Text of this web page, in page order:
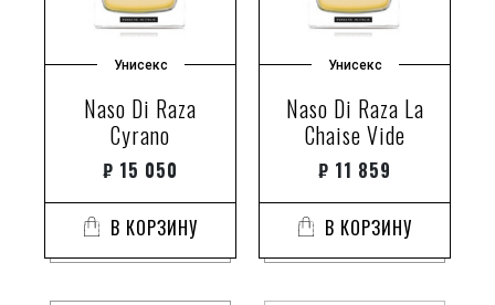
Унисекс
Naso Di Raza
Cyrano
₽ 15 050
В КОРЗИНУ
Унисекс
Naso Di Raza La
Chaise Vide
₽ 11 859
В КОРЗИНУ